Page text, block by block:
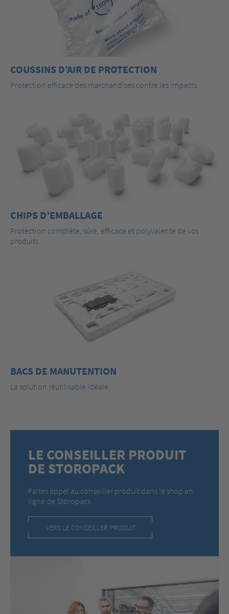
COUSSINS D’AIR DE PROTECTION
Protection efficace des marchandises contre les impacts.
CHIPS D’EMBALLAGE
Protection complète, sûre, efficace et polyvalente de vos
produits.
BACS DE MANUTENTION
La solution réutilisable idéale.
LE CONSEILLER PRODUIT
DE STOROPACK
Faites appel au conseiller produit dans le shop en
ligne de Storopack.
VERS LE CONSEILLER PRODUIT